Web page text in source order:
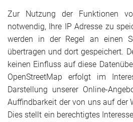
Zur Nutzung der Funktionen
notwendig, Ihre IP Adresse zu
werden in der Regel an einen
übertragen und dort gespeichert.
keinen Einfluss auf diese
OpenStreetMap erfolgt im
Darstellung unserer Online-
Auffindbarkeit der von uns auf der
Dies stellt ein berechtigtes